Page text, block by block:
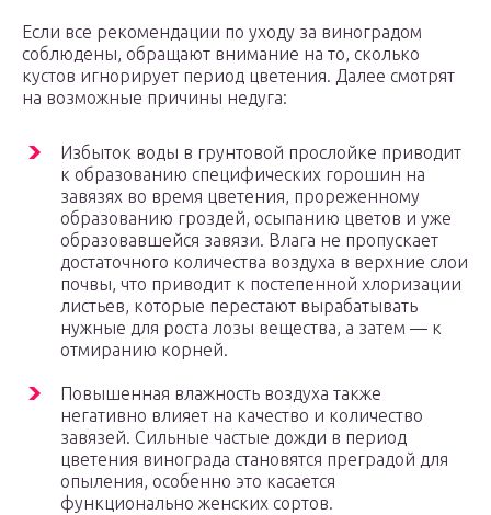
Если все рекомендации по уходу за виноградом
соблюдены, обращают внимание на то, сколько
кустов игнорирует период цветения. Далее смотрят
на возможные причины недуга:
Избыток воды в грунтовой прослойке приводит
к образованию специфических горошин на
завязях во время цветения, прореженному
образованию гроздей, осыпанию цветов и уже
образовавшейся завязи. Влага не пропускает
достаточного количества воздуха в верхние слои
почвы, что приводит к постепенной хлоризации
листьев, которые перестают вырабатывать
нужные для роста лозы вещества, а затем — к
отмиранию корней.
Повышенная влажность воздуха также
негативно влияет на качество и количество
завязей. Сильные частые дожди в период
цветения винограда становятся преградой для
опыления, особенно это касается
функционально женских сортов.